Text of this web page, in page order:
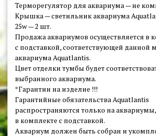
Пресноводное оформление и дизайн
Пресноводное оформление с живыми
Морское оформление
Обслуживание аквариумов
Обслуживание водоемов
Подбор оборудования для аквариумов
Портфолио
ПОРТФОЛИО аквариумов на заказ
ПОРТФОЛИО панелей, колонн и водопадов
Терморегулятор для аквариума — не
Крышка — светильник аквариума
25w — 2 шт.
Продажа аквариумов осуществляется в
с подставкой, соответствующей данной
аквариума Aquatlantis.
Цвет отделки тумбы будет
выбранного аквариума.
*Гарантии на изделие !!!
Гарантийные обязательства Aquatlantis
распространяются только на
в комплекте с подставкой.
Аквариум должен быть собран и